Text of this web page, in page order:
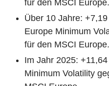
für den MSCI Europe.
Über 10 Jahre:
Europe Minimum
für den MSCI Europe.
Im Jahr 2025:
Minimum Volatility